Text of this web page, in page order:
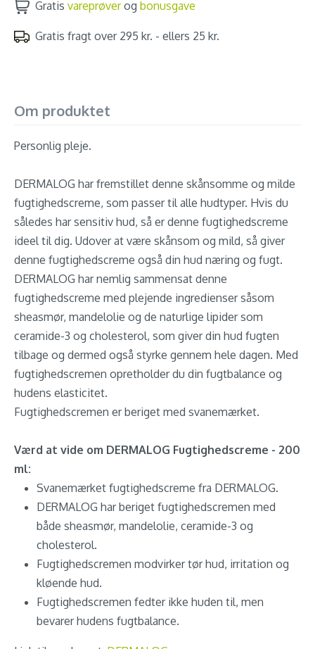
Gratis vareprøverog bonusgave
Gratis fragt over 295 kr. - ellers 25 kr.
Om produktet
Personlig pleje.
DERMALOG har fremstillet denne skånsomme og milde
fugtighedscreme, som passer til alle hudtyper. Hvis du
således har sensitiv hud, så er denne fugtighedscreme
ideel til dig. Udover at være skånsom og mild, så giver
denne fugtighedscreme også din hud næring og fugt.
DERMALOG har nemlig sammensat denne
fugtighedscreme med plejende ingredienser såsom
sheasmør, mandelolie og de naturlige lipider som
ceramide-3 og cholesterol, som giver din hud fugten
tilbage og dermed også styrke gennem hele dagen. Med
fugtighedscremen opretholder du din fugtbalance og
hudens elasticitet.
Fugtighedscremen er beriget med svanemærket.
Værd at vide om DERMALOG Fugtighedscreme - 200
ml:
Svanemærket fugtighedscreme fra DERMALOG.
DERMALOG har beriget fugtighedscremen med
både sheasmør, mandelolie, ceramide-3 og
cholesterol.
Fugtighedscremen modvirker tør hud, irritation og
kløende hud.
Fugtighedscremen fedter ikke huden til, men
bevarer hudens fugtbalance.